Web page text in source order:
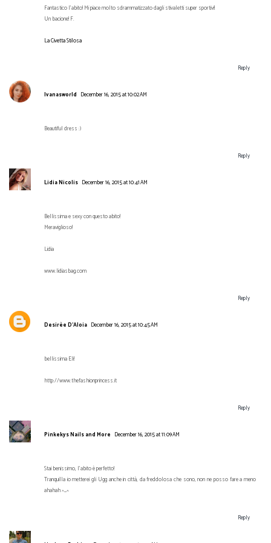
Fantastico l'abito! Mi piace molto sdrammatizzato dagli stivaletti super sportivi!
Un bacione! F.
La Civetta Stilosa
Reply
Ivanasworld December 16, 2015 at 10:02 AM
Beautiful dress :)
Reply
Lidia Nicolis December 16, 2015 at 10:41 AM
Bellissima e sexy con questo abito!
Meraviglioso!
Lidia
www.lidiasbag.com
Reply
Desirèe D'Aloia December 16, 2015 at 10:45 AM
bellissima Eli!
http://www.thefashionprincess.it
Reply
Pinkekys Nails and More December 16, 2015 at 11:09 AM
Stai benissimo, l'abito è perfetto!
Tranquilla io metterei gli Ugg anche in città, da freddolosa che sono, non ne posso fare a meno
ahahah ^_^
Reply